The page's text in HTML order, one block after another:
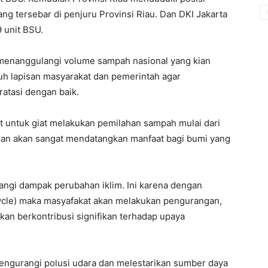
tersebar di penjuru Provinsi Riau. Dan DKI Jakarta
BSU.
volume sampah nasional yang kian
lapisan masyarakat dan pemerintah agar
dengan baik.
giat melakukan pemilahan sampah mulai dari
akan sangat mendatangkan manfaat bagi bumi yang
dampak perubahan iklim. Ini karena dengan
maka masyafakat akan melakukan pengurangan,
berkontribusi signifikan terhadap upaya
polusi udara dan melestarikan sumber daya